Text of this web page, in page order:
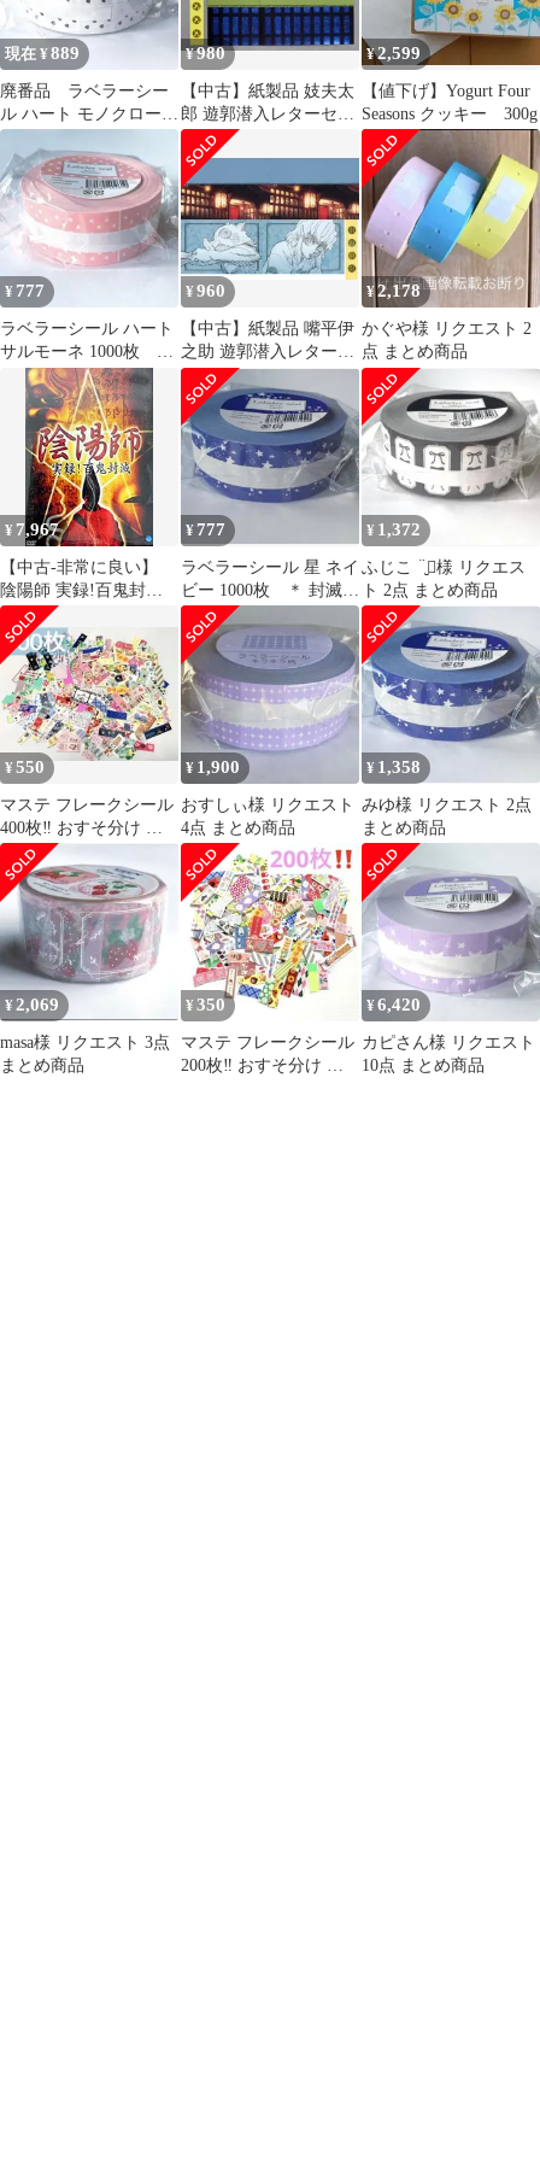
現在 ¥889
廃番品 ラベラーシー
ル ハート モノクローム
1000枚 ＊ 封滅 シー
ル 巻売
¥980
【中古】紙製品 妓夫太
郎 遊郭潜入レターセッ
ト 「鬼滅の刃 全集中展
-無限列車編・遊郭
編-」
¥2,599
【値下げ】Yogurt Four
Seasons クッキー 300g
¥ 777
ラベラーシール ハート
サルモーネ 1000枚 ＊
封滅 シール ラベル
シール
¥960
【中古】紙製品 嘴平伊
之助 遊郭潜入レターセ
ット 「鬼滅の刃 全集中
展 -無限列車編・遊郭
編-」
¥2,178
かぐや様 リクエスト 2
点 まとめ商品
¥ 7,967
【中古-非常に良い】
陰陽師 実録!百鬼封滅
[DVD]
¥ 777
ラベラーシール 星 ネイ
ビー 1000枚 ＊ 封滅
シール ラベルシー
ル 巻売
¥ 1,372
ふじこ‪ ‪¨̮⃝様 リクエス
ト 2点 まとめ商品
¥550
マステ フレークシール
400枚‼️ おすそ分け 封
緘 ハンドメイド 大容量
‼️
¥ 1,900
おすしぃ様 リクエスト
4点 まとめ商品
¥ 1,358
みゆ様 リクエスト 2点
まとめ商品
¥2,069
masa様 リクエスト 3点
まとめ商品
¥350
マステ フレークシール
200枚‼️ おすそ分け 封
¥6,420
カピさん様 リクエスト
10点 まとめ商品